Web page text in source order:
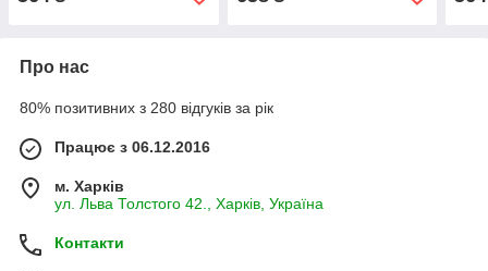
Про нас
80% позитивних з 280 відгуків за рік
Працює з 06.12.2016
м. Харків
ул. Льва Толстого 42., Харків, Україна
Контакти